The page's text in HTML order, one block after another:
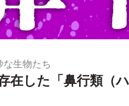
な生物たち
在した「鼻行類（